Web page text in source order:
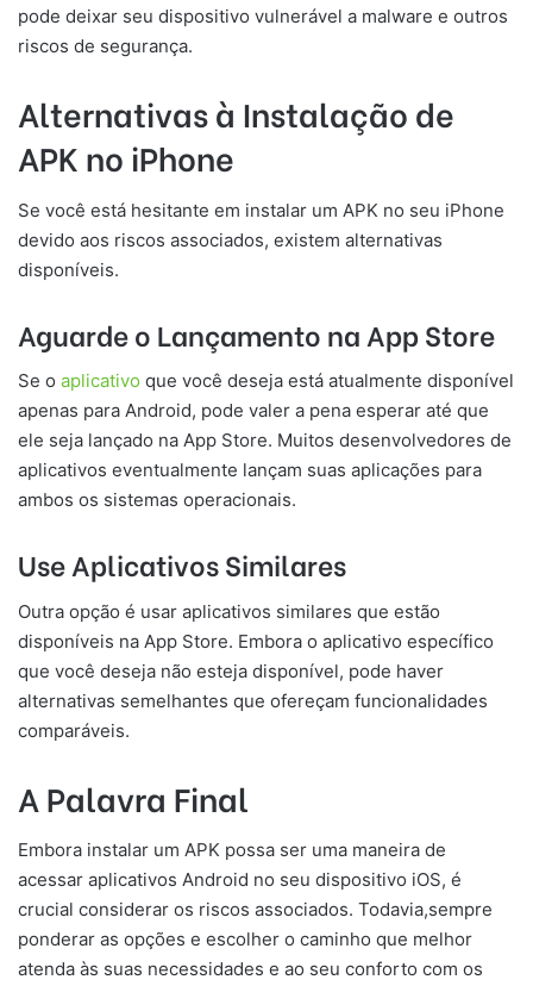
pode deixar seu dispositivo vulnerável a malware e outros
riscos de segurança.
Alternativas à Instalação de
APK no iPhone
Se você está hesitante em instalar um APK no seu iPhone
devido aos riscos associados, existem alternativas
disponíveis.
Aguarde o Lançamento na App Store
Se o aplicativo que você deseja está atualmente disponível
apenas para Android, pode valer a pena esperar até que
ele seja lançado na App Store. Muitos desenvolvedores de
aplicativos eventualmente lançam suas aplicações para
ambos os sistemas operacionais.
Use Aplicativos Similares
Outra opção é usar aplicativos similares que estão
disponíveis na App Store. Embora o aplicativo específico
que você deseja não esteja disponível, pode haver
alternativas semelhantes que ofereçam funcionalidades
comparáveis.
A Palavra Final
Embora instalar um APK possa ser uma maneira de
acessar aplicativos Android no seu dispositivo iOS, é
crucial considerar os riscos associados. Todavia,sempre
ponderar as opções e escolher o caminho que melhor
atenda às suas necessidades e ao seu conforto com os